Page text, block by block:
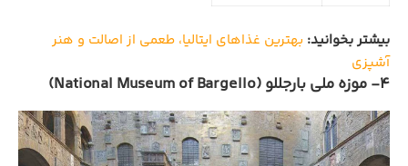
بیشتر بخوانید: بهترین غذاهای ایتالیا، طعمی از اصالت و هنر
آشپزی
4- موزه ملی بارجللو (National Museum of Bargello)